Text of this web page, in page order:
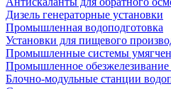
Дизель генераторные установки
Промышленная водоподготовка
Установки для пищевого
Промышленные системы
Промышленное
Блочно-модульные станции